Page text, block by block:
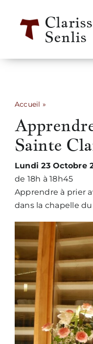
contenu
Senlis
Qui sommes-nous ?
Notre vie
Notre histoire
Nous écrire
Accueil »
Sainte
Lundi 23 Octobre
de 18h à 18h45
Apprendre à prier
dans la chapelle